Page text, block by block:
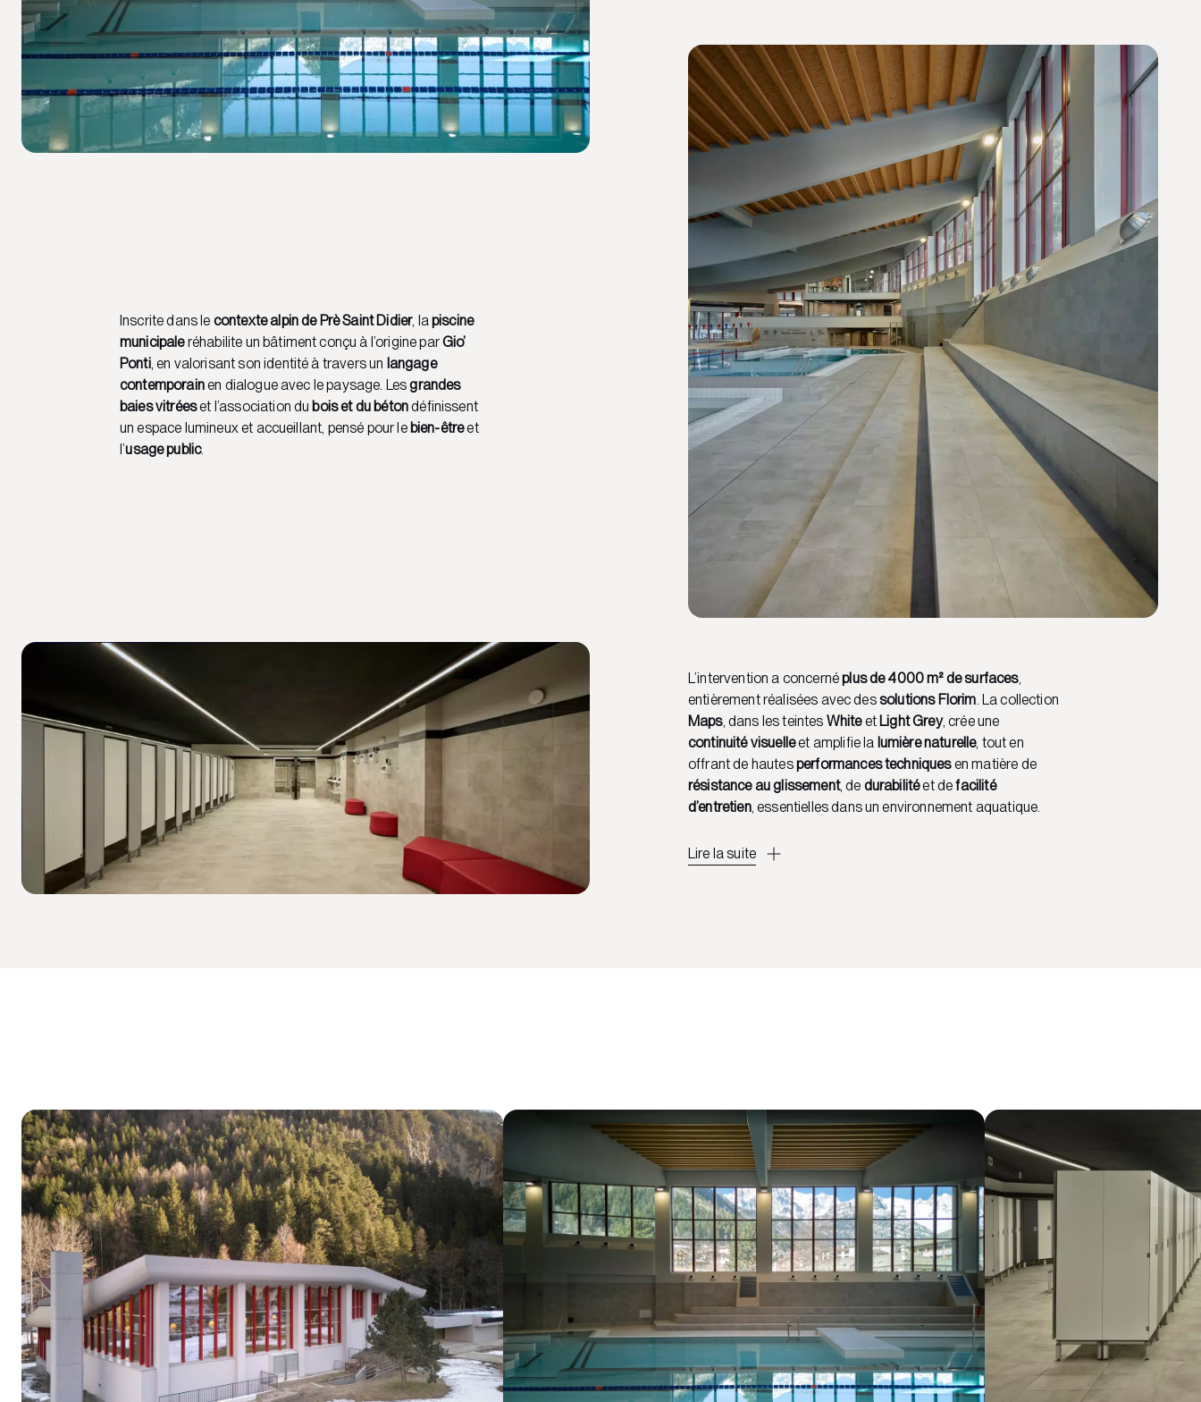
Inscrite dans le contexte alpin de Prè Saint Didier, lapiscine
municipaleréhabilite un bâtiment conçu à l’origine parGio’
Ponti, en valorisant son identité à travers un langage
contemporainen dialogue avec le paysage. Lesgrandes
baies vitréeset l’association du bois et du bétondéfinissent
un espace lumineux et accueillant, pensé pour le bien-êtreet
l’usage public.
L’intervention a concernéplus de 4000 m² de surfaces,
entièrement réalisées avec des solutions Florim . La collection
Maps, dans les teintes Whiteet Light Grey, crée une
continuité visuelleet amplifie la lumière naturelle, tout en
offrant de hautesperformances techniquesen matière de
résistance au glissement, de durabilitéet defacilité
d’entretien, essentielles dans un environnement aquatique.
Lire la suite